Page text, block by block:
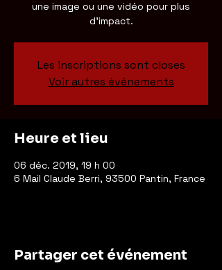
une image ou une vidéo pour plus
d'impact.
Les inscriptions sont closes
Voir autres événements
Heure et lieu
06 déc. 2019, 19 h 00
6 Mail Claude Berri, 93500 Pantin, France
Partager cet événement